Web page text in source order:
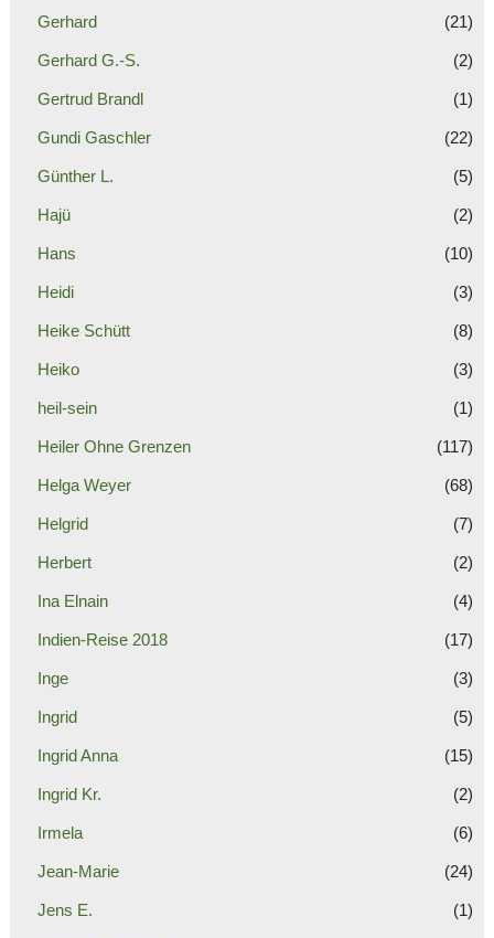
Gerhard (21)
Gerhard G.-S. (2)
Gertrud Brandl (1)
Gundi Gaschler (22)
Günther L. (5)
Hajü (2)
Hans (10)
Heidi (3)
Heike Schütt (8)
Heiko (3)
heil-sein (1)
Heiler Ohne Grenzen (117)
Helga Weyer (68)
Helgrid (7)
Herbert (2)
Ina Elnain (4)
Indien-Reise 2018 (17)
Inge (3)
Ingrid (5)
Ingrid Anna (15)
Ingrid Kr. (2)
Irmela (6)
Jean-Marie (24)
Jens E. (1)